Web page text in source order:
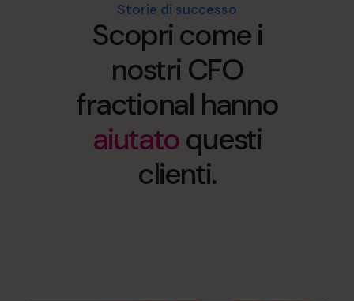
Storie di successo
Prenota una chiamata conoscitiva
Storie di successo
Scopri come i
nostri CFO
fractional hanno
aiutatoquesti
clienti.